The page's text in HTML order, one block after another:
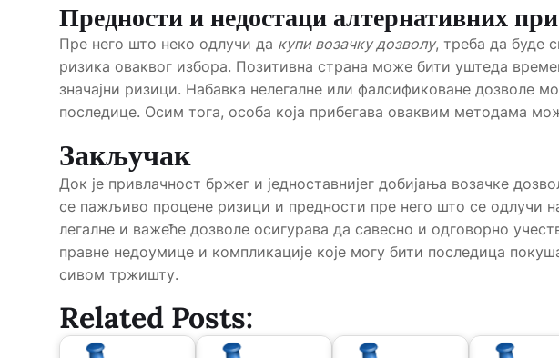
Предности и недостаци алтернативних
Пре него што неко одлучи да купи возачку дозволу, треба да буде
ризика оваквог избора. Позитивна страна може бити уштеда
значајни ризици. Набавка нелегалне или фалсификоване дозволе
последице. Осим тога, особа која прибегава оваквим методама
Закључак
Док је привлачност бржег и једноставнијег добијања возачке
се пажљиво процене ризици и предности пре него што се одлучи
легалне и важеће дозволе осигурава да савесно и одговорно
правне недоумице и компликације које могу бити последица
сивом тржишту.
Related Posts: